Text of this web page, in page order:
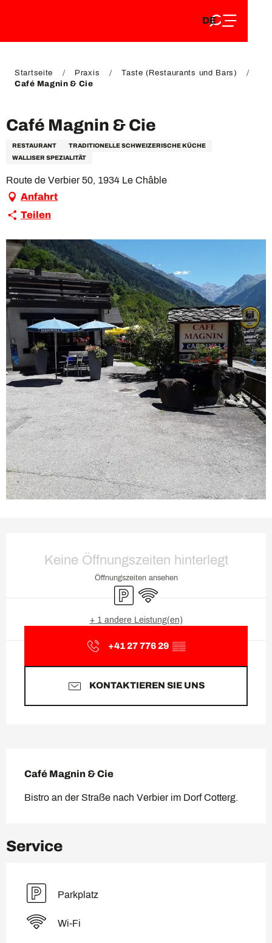
EN
DE
FR
Startseite Praxis
Taste (Restaurants und Bars)
Café Magnin & Cie
Café Magnin & Cie
RESTAURANT
TRADITIONELLE SCHWEIZERISCHE KÜCHE
WALLISER SPEZIALITÄT
Route de Verbier 50, 1934 Le Châble
Anfahrt
Teilen
Keine Öffnungszeiten hinterlegt
Öffnungszeiten ansehen
Parkplatz
Wi-Fi
+ 1 andere Leistung(en)
+41 27 776 29 ▒▒
KONTAKTIEREN SIE UNS
Café Magnin & Cie
Bistro an der Straße nach Verbier im Dorf Cotterg.
Service
Parkplatz
Wi-Fi